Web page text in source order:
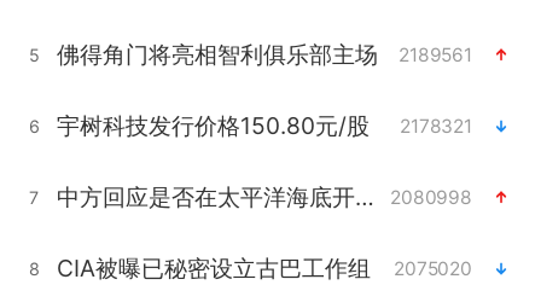
5 佛得角门将亮相智利俱乐部主场 2189561
6 宇树科技发行价格150.80元/股 2178321
7 中方回应是否在太平洋海底开采稀土 2080998
8 CIA被曝已秘密设立古巴工作组 2075020